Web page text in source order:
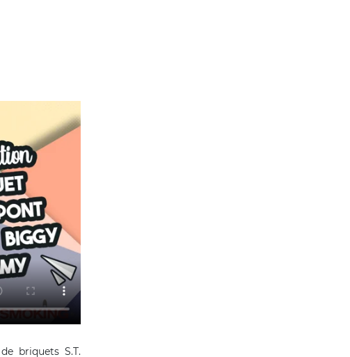
briquets S.T.